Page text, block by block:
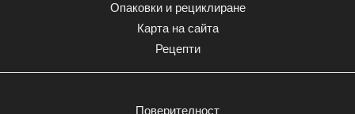
Опаковки и рециклиране
Карта на сайта
Рецепти
Поверителност